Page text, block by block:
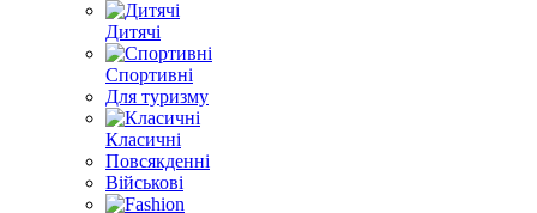
Дитячі
Спортивні
Для туризму
Класичні
Повсякденні
Військові